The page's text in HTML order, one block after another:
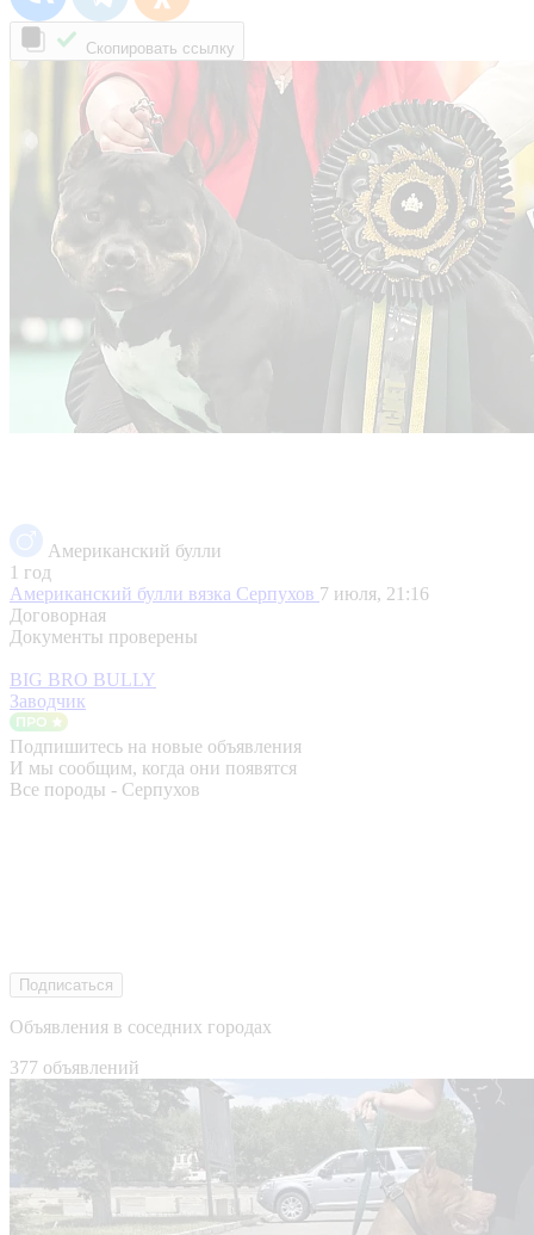
Скопировать ссылку
Американский булли
1 год
Американский булли вязка Серпухов 7 июля, 21:16
Договорная
Документы проверены
BIG BRO BULLY
Заводчик
Подпишитесь на новые объявления
И мы сообщим, когда они появятся
Все породы - Серпухов
Подписаться
Объявления в соседних городах
377 объявлений